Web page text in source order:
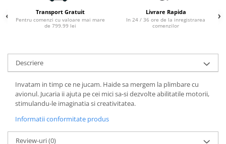
Ateliere si bancuri de lucru
Bucatarii copii
Casute de papusi si mobilier
Cuburi si caramizi
Elicoptere, avioane si nave de
jucarie
Frumusete, bijuterii si accesorii
fetite
Transport Gratuit
Pentru comenzi cu valoare mai mare
de 799.99 lei
Livrare Rapida
In 24 / 36 ore de la inregistrarea
comenzilor
Descriere
Invatam in timp ce ne jucam. Haide sa mergem la plimbare cu
avionul. Jucaria ii ajuta pe cei mici sa-si dezvolte abilitatile motorii,
stimulandu-le imaginatia si creativitatea.
Informatii conformitate produs
Review-uri(0)